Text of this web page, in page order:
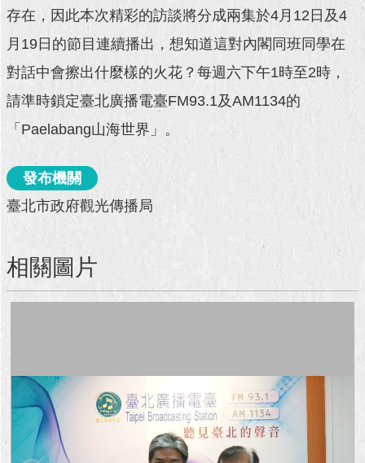
首
頁
站
導
覽
常
見
即
時
新
語
存在，因此本次精彩的訪談將分成兩集於4月12日及4
月19日的節目連續播出，想知道這對內閣同班同學在
對話中會擦出什麼樣的火花？每週六下午1時至2時，
請準時鎖定臺北廣播電臺FM93.1及AM1134的
「Paelabang山海世界」。
發布機關
臺北市政府觀光傳播局
相關圖片